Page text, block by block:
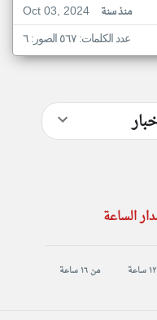
Oct 03, 2024
منذ سنة
عدد الكلمات: ٥٦٧ الصور: ٦
الساعة
من ١٦ ساعة